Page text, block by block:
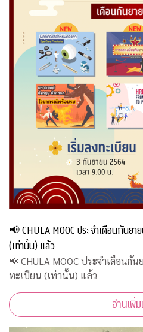
📢 CHULA MOOC ประจำเดือนกันย
(เท่านั้น) แล้ว
📢 CHULA MOOC ประจำเดือนกั
ทะเบียน (เท่านั้น) แล้ว
อ่านเพิ่